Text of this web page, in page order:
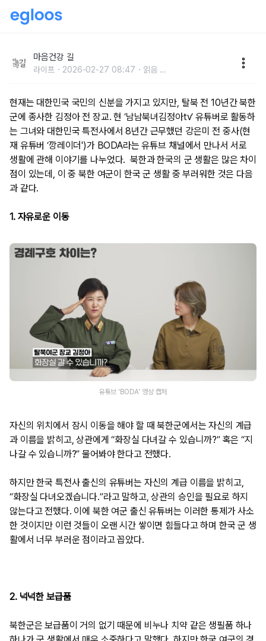
마음건강 길
라이프 2026-02-27 08:47 읽음 ...
현재는 대한민국 국민의 신분을 가지고 있지만, 탈북 전 10년간 북한
군에 종사한 김정아 전 장교. 현 ‘남남북녀김정아tv’ 유튜버로 활동하
는 그녀와 대한민국 특전사에서 8년간 근무했던 강은미 전 중사(현
재 유튜버 ‘깡레이더')가 BODA라는 유튜브 채널에서 만나서 서로
생활에 관해 이야기를 나누었다. 북한과 한국의 군 생활은 많은 차이
점이 있는데, 이 중 북한 여군이 한국 군 생활 중 부러워한 것은 다음
과 같다.
1. 자유로운 이동
유튜브 'BODA' 영상 캡처
자신의 위치에서 잠시 이동을 해야 할 때 북한군에서는 자신의 계급
과 이름을 밝히고, 상관에게 “화장실 다녀갈 수 있습니까?” 혹은 “지
나갈 수 있습니까?” 물어봐야 한다고 전했다.
하지만 한국 특전사 출신의 유튜버는 자신의 계급 이름을 밝히고,
“화장실 다녀오겠습니다.”라고 말하고, 상관의 승인을 필요로 하지
않는다고 전했다. 이에 북한 여군 출신 유튜버는 이러한 통제가 사소
한 것이지만 이런 것들이 오랜 시간 쌓이면 힘들다고 하며 한국 군 생
활에서 너무 부러운 점이라고 꼽았다.
2. 넉넉한 보급품
북한군은 보급품이 거의 없기 때문에 비누나 치약 같은 생필품 하나